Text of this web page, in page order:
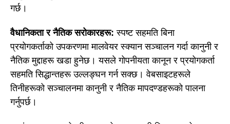
गर्छ।
वैधानिकता र नैतिक सरोकारहरू: स्पष्ट सहमति बिना
प्रयोगकर्ताको उपकरणमा मालवेयर स्क्यान सञ्चालन गर्दा कानुनी र
नैतिक मुद्दाहरू खडा हुनेछ। यसले गोपनीयता कानून र प्रयोगकर्ता
सहमति सिद्धान्तहरू उल्लङ्घन गर्न सक्छ। वेबसाइटहरूले
तिनीहरूको सञ्चालनमा कानुनी र नैतिक मापदण्डहरूको पालना
गर्नुपर्छ।